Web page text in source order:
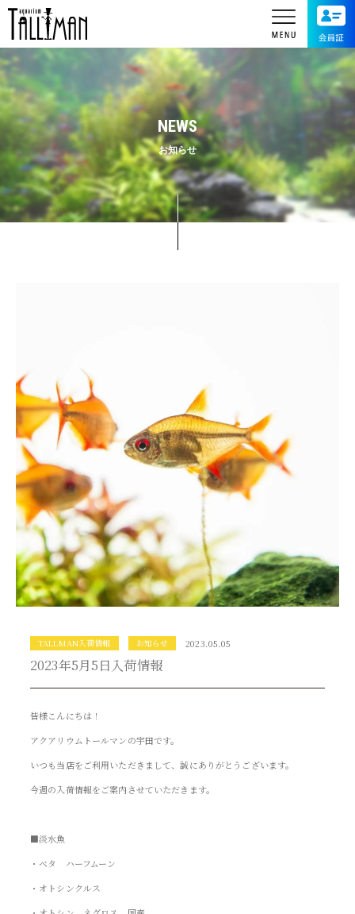
NEWS
お知らせ
TALLMAN入荷情報 お知らせ 2023.05.05
2023年5月5日入荷情報
皆様こんにちは！
アクアリウムトールマンの宇田です。
いつも当店をご利用いただきまして、誠にありがとうございます。
今週の入荷情報をご案内させていただきます。
■淡水魚
・ベタ ハーフムーン
・オトシンクルス